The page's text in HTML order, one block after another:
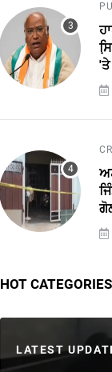
HOT CATEGORIES
LATEST